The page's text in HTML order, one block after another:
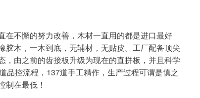
在不懈的努力改善，木材一直用的都是进口最好
胶木，一木到底，无辅材，无贴皮。工厂配备顶尖
，由之前的齿接板升级为现在的直拼板，并且科学
品控流程，137道手工精作，生产过程可谓是慎之
制在最低！